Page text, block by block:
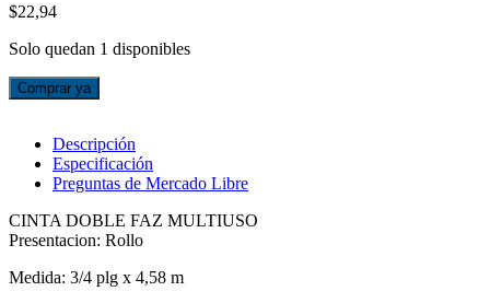
$22,94
Solo quedan 1 disponibles
CINTA
DOBLE
MULTIUSO
4,58
m
Comprar ya
Descripción
Especificación
Preguntas de Mercado Libre
CINTA DOBLE FAZ MULTIUSO
Presentacion: Rollo
Medida: 3/4 plg x 4,58 m